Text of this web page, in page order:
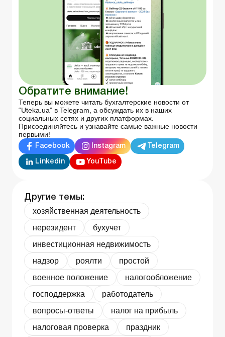
Обратите внимание!
Теперь вы можете читать бухгалтерские новости от
“Uteka.ua” в Telegram, а обсуждать их в наших
социальных сетях и других платформах.
Присоединяйтесь и узнавайте самые важные новости
первыми!
Facebook Instagram Telegram
Linkedin YouTube
Другие темы:
хозяйственная деятельность
нерезидент
бухучет
инвестиционная недвижимость
надзор
роялти
простой
военное положение
налогообложение
господдержка
работодатель
вопросы-ответы
налог на прибыль
налоговая проверка
праздник